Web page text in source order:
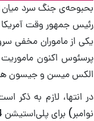
بحبوحه‌ی جنگ سرد میان
رئیس جمهور وقت آمریکا
یکی از ماموران مخفی
پرسئوس اکنون ماموریت
الکس میسن و جیسون
نوامبر) برای پلی‌استیشن 4، ایکس‌باکس وان و رایانه‌های شخصی عرضه خواهد شد.